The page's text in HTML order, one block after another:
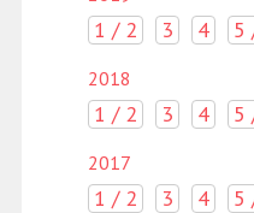
1 / 2 3 4 5
2018
1 / 2 3 4 5
2017
1 / 2 3 4 5